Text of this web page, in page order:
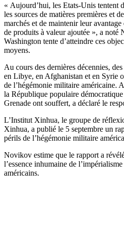
« Aujourd’hui, les Etats-Unis tentent
les sources de matières premières et
marchés et de maintenir leur
de produits à valeur ajoutée », a noté
Washington tente d’atteindre ces
moyens.
Au cours des dernières décennies,
en Libye, en Afghanistan et en Syrie
de l’hégémonie militaire américaine.
la République populaire
Grenade ont souffert, a déclaré le
L’Institut Xinhua, le groupe de
Xinhua, a publié le 5 septembre un
périls de l’hégémonie militaire
Novikov estime que le rapport a
l’essence inhumaine de
américains.